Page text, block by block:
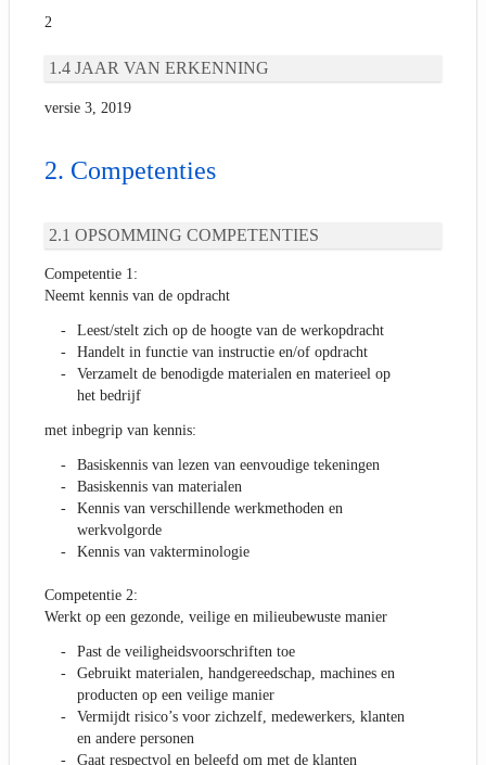
2
JAAR VAN ERKENNING
versie 3, 2019
Competenties
OPSOMMING COMPETENTIES
Competentie 1:
Neemt kennis van de opdracht
Leest/stelt zich op de hoogte van de werkopdracht
Handelt in functie van instructie en/of opdracht
Verzamelt de benodigde materialen en materieel op
het bedrijf
met inbegrip van kennis:
Basiskennis van lezen van eenvoudige tekeningen
Basiskennis van materialen
Kennis van verschillende werkmethoden en
werkvolgorde
Kennis van vakterminologie
Competentie 2:
Werkt op een gezonde, veilige en milieubewuste manier
Past de veiligheidsvoorschriften toe
Gebruikt materialen, handgereedschap, machines en
producten op een veilige manier
Vermijdt risico’s voor zichzelf, medewerkers, klanten
en andere personen
Gaat respectvol en beleefd om met de klanten